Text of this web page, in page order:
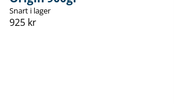
Snart i lager
925 kr